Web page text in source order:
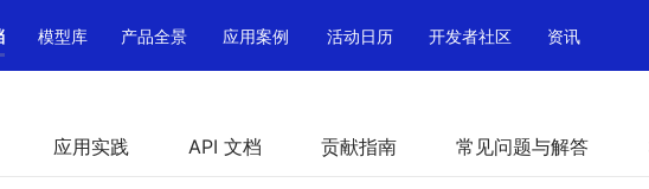
模型库 产品全景 应用案例 活动日历 开发者社区 资讯
应用实践 API 文档 贡献指南 常见问题与解答